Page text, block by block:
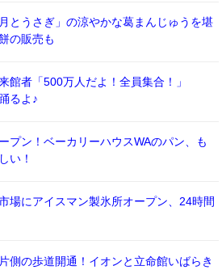
とうさぎ」の涼やかな葛まんじゅうを堪
の販売も
館者「500万人だよ！全員集合！」
るよ♪
プン！ベーカリーハウスWAのパン、も
い！
場にアイスマン製氷所オープン、24時間
側の歩道開通！イオンと立命館いばらき